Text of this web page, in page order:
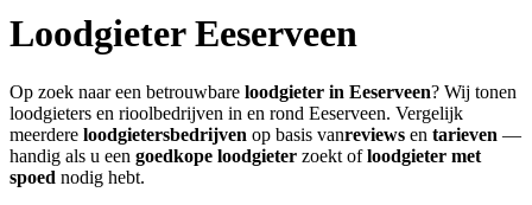
LoodgieterEeserveen
Op zoek naar een betrouwbare loodgieter in Eeserveen? Wij tonen
loodgieters en rioolbedrijven in en rond Eeserveen. Vergelijk
meerdere loodgietersbedrijven op basis vanreviews en tarieven —
handig als u een goedkope loodgieter zoekt ofloodgieter met
spoed nodig hebt.